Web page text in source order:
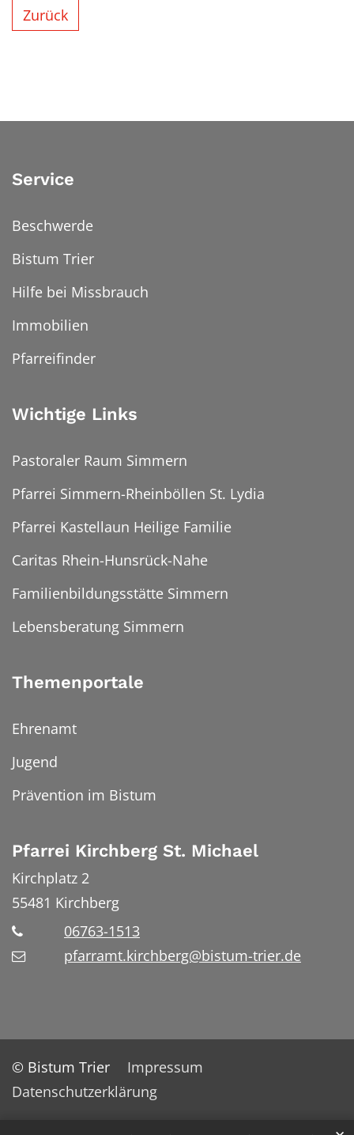
Zurück
Service
Beschwerde
Bistum Trier
Hilfe bei Missbrauch
Immobilien
Pfarreifinder
Wichtige Links
Pastoraler Raum Simmern
Pfarrei Simmern-Rheinböllen St. Lydia
Pfarrei Kastellaun Heilige Familie
Caritas Rhein-Hunsrück-Nahe
Familienbildungsstätte Simmern
Lebensberatung Simmern
Themenportale
Ehrenamt
Jugend
Prävention im Bistum
Pfarrei Kirchberg St. Michael
Kirchplatz 2
55481 Kirchberg
06763-1513
pfarramt.kirchberg@bistum-trier.de
© Bistum Trier
Impressum
Datenschutzerklärung